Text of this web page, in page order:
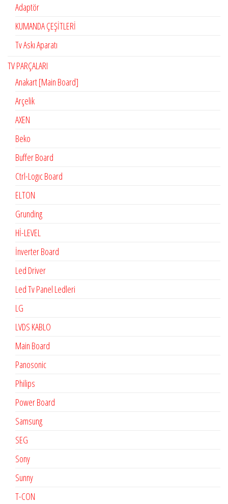
Adaptör
KUMANDA ÇEŞİTLERİ
Tv Askı Aparatı
TV PARÇALARI
Anakart [Main Board]
Arçelik
AXEN
Beko
Buffer Board
Ctrl-Logıc Board
ELTON
Grunding
Hİ-LEVEL
İnverter Board
Led Driver
Led Tv Panel Ledleri
LG
LVDS KABLO
Main Board
Panosonic
Philips
Power Board
Samsung
SEG
Sony
Sunny
T-CON